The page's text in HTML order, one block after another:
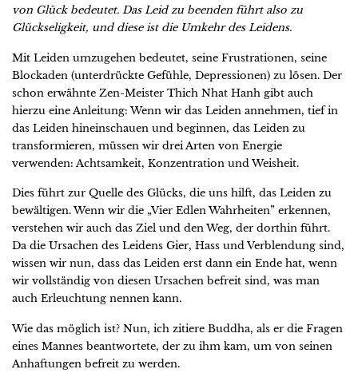
von Glück bedeutet. Das Leid zu beenden führt also zu
Glückseligkeit, und diese ist die Umkehr des Leidens.
Mit Leiden umzugehen bedeutet, seine Frustrationen, seine
Blockaden (unterdrückte Gefühle, Depressionen) zu lösen. Der
schon erwähnte Zen-Meister Thich Nhat Hanh gibt auch
hierzu eine Anleitung: Wenn wir das Leiden annehmen, tief in
das Leiden hineinschauen und beginnen, das Leiden zu
transformieren, müssen wir drei Arten von Energie
verwenden: Achtsamkeit, Konzentration und Weisheit.
Dies führt zur Quelle des Glücks, die uns hilft, das Leiden zu
bewältigen. Wenn wir die „Vier Edlen Wahrheiten” erkennen,
verstehen wir auch das Ziel und den Weg, der dorthin führt.
Da die Ursachen des Leidens Gier, Hass und Verblendung sind,
wissen wir nun, dass das Leiden erst dann ein Ende hat, wenn
wir vollständig von diesen Ursachen befreit sind, was man
auch Erleuchtung nennen kann.
Wie das möglich ist? Nun, ich zitiere Buddha, als er die Fragen
eines Mannes beantwortete, der zu ihm kam, um von seinen
Anhaftungen befreit zu werden.